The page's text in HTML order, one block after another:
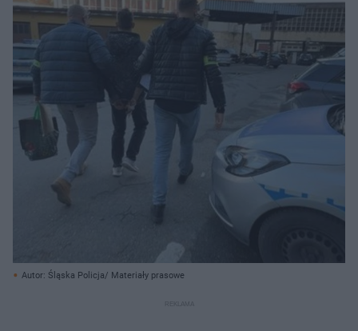
Autor: Śląska Policja/ Materiały prasowe